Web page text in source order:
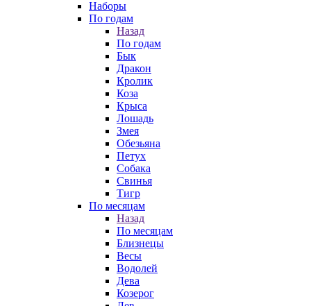
Наборы
По годам
Назад
По годам
Бык
Дракон
Кролик
Коза
Крыса
Лошадь
Змея
Обезьяна
Петух
Собака
Свинья
Тигр
По месяцам
Назад
По месяцам
Близнецы
Весы
Водолей
Дева
Козерог